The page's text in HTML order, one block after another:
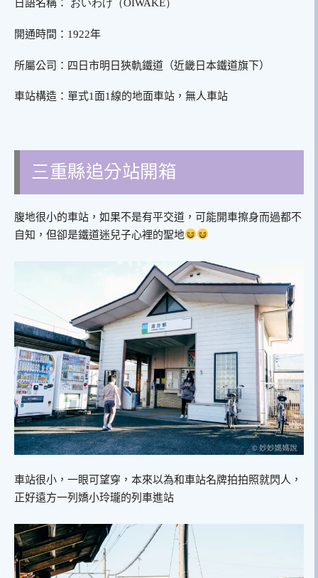
日語名稱： おいわけ（OIWAKE）
開通時間：1922年
所屬公司：四日市明日狹軌鐵道（近畿日本鐵道旗下）
車站構造：單式1面1線的地面車站，無人車站
三重縣追分站開箱
腹地很小的車站，如果不是有平交道，可能開車擦身而過都不
自知，但卻是鐵道迷兒子心裡的聖地
車站很小，一眼可望穿，本來以為和車站名牌拍拍照就閃人，
正好遠方一列嬌小玲瓏的列車進站